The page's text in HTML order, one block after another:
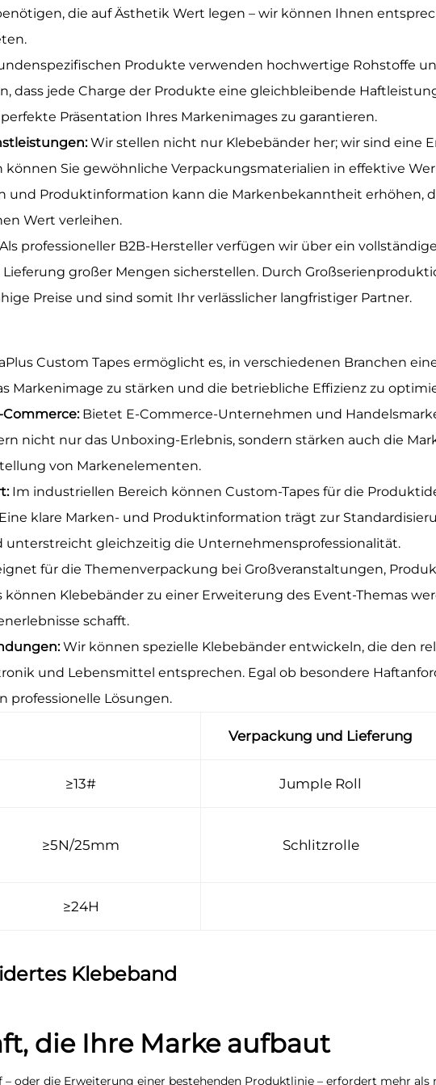
die auf Ästhetik Wert legen – wir können Ihnen
Produkte verwenden hochwertige Rohstoffe
dass jede Charge der Produkte eine gleichbleibende
Präsentation Ihres Markenimages zu garantieren.
Wir stellen nicht nur Klebebänder her; wir sind eine
Sie gewöhnliche Verpackungsmaterialien in effektive
und Produktinformation kann die Markenbekanntheit erhöhen,
Wert verleihen.
Als professioneller B2B-Hersteller verfügen wir über ein
großer Mengen sicherstellen. Durch
Preise und sind somit Ihr verlässlicher langfristiger Partner.
Custom Tapes ermöglicht es, in verschiedenen Branchen
Markenimage zu stärken und die betriebliche Effizienz zu
Commerce: Bietet E-Commerce-Unternehmen und
nicht nur das Unboxing-Erlebnis, sondern stärken auch die
von Markenelementen.
Im industriellen Bereich können Custom-Tapes für die
klare Marken- und Produktinformation trägt zur
unterstreicht gleichzeitig die Unternehmensprofessionalität.
für die Themenverpackung bei Großveranstaltungen,
Klebebänder zu einer Erweiterung des Event-Themas
schafft.
Wir können spezielle Klebebänder entwickeln, die den
und Lebensmittel entsprechen. Egal ob besondere
professionelle Lösungen.
Verpackung und Lieferung
≥13# Jumple Roll
≥5N/25mm Schlitzrolle
≥24H
Klebeband
die Ihre Marke aufbaut
oder die Erweiterung einer bestehenden Produktlinie – erfordert mehr